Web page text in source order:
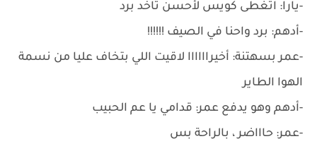
-يارا: اتغطى كويس لأحسن تاخد برد
-أدهم: برد واحنا في الصيف !!!!!!
-عمر بسهتنة: أخيراااااا لاقيت اللي بتخاف عليا من نسمة
الهوا الطاير
-أدهم وهو يدفع عمر: قدامي يا عم الحبيب
-عمر: حاااضر ، بالراحة بس